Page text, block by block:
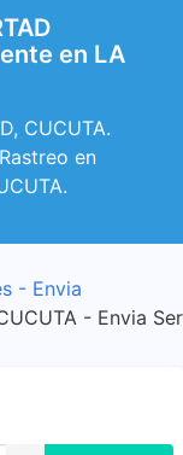
en LA
CUCUTA.
en
- Envia
- Envia